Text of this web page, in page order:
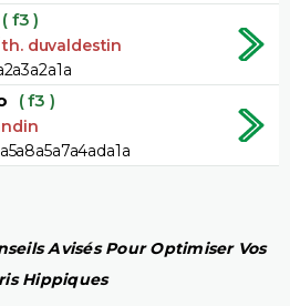
( f3 )
duvaldestin
( f3 )
Avisés Pour Optimiser Vos
Hippiques